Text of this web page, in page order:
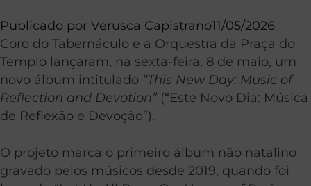
Publicado por Verusca Capistrano11/05/2026
Coro do Tabernáculo e a Orquestra da Praça do
Templo lançaram, na sexta-feira, 8 de maio, um
novo álbum intitulado “This New Day: Music of
Reflection and Devotion”(“Este Novo Dia: Música
de Reflexão e Devoção”).
O projeto marca o primeiro álbum não natalino
gravado pelos músicos desde 2019, quando foi